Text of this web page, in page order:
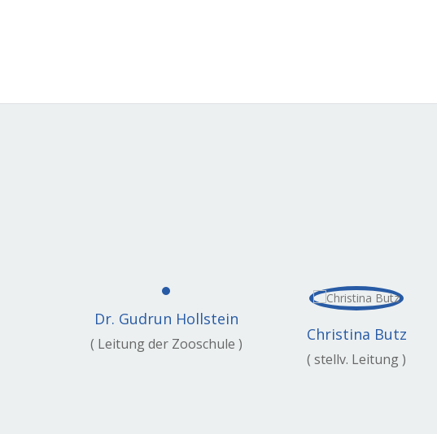
Dr. Gudrun Hollstein
( Leitung der Zooschule )
Christina Butz
( stellv. Leitung )